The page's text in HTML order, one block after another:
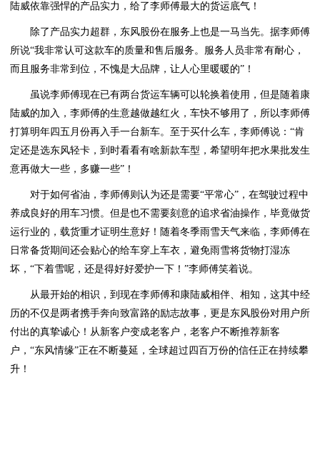
陆威依靠强悍的产品实力，给了李师傅最大的货运底气！
除了产品实力超群，东风股份在服务上也是一马当先。据李师傅
所说“我非常认可这款车的质量和售后服务。服务人员非常有耐心，
而且服务非常到位，不愧是大品牌，让人心里暖暖的”！
虽说李师傅现在已有两台货运车辆可以轮换着使用，但是随着康
陆威的加入，李师傅的生意越做越红火，车快不够用了，所以李师傅
打算明年四五月份再入手一台新车。至于买什么车，李师傅说：“肯
定还是选东风轻卡，到时看看有啥新款车型，希望明年把水果批发生
意再做大一些，多赚一些”！
对于如何省油，李师傅则认为还是需要“平常心”，在驾驶过程中
养成良好的用车习惯。但是也不需要刻意的追求省油操作，毕竟做货
运行业的，载货重才证明生意好！随着冬季雨雪天气来临，李师傅在
日常备货期间还会贴心的给车穿上车衣，避免雨雪将货物打湿冻
坏，“下着雪呢，还是得好好爱护一下！”李师傅笑着说。
从最开始的相识，到现在李师傅和康陆威相伴、相知，这其中经
历的不仅是两者携手奔向致富路的励志故事，更是东风股份对用户所
付出的真挚诚心！从新客户变成老客户，老客户不断推荐新客
户，“东风情缘”正在不断蔓延，全球超过四百万份的信任正在持续攀
升！